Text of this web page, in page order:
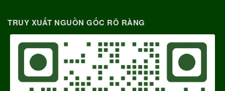
TRUY XUẤT NGUỒN GỐC RÕ RÀNG